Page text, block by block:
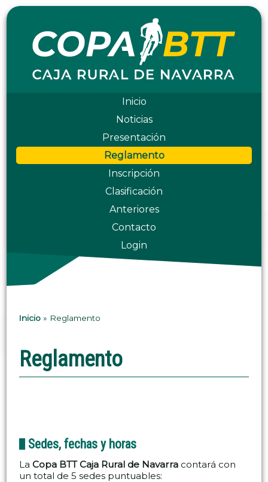
Inicio
Noticias
Presentación
Reglamento
Inscripción
Clasificación
Anteriores
Contacto
Login
Inicio » Reglamento
Reglamento
Sedes, fechas y horas
LaCopa BTT Caja Rural de Navarra contará con
un total de 5 sedes puntuables: